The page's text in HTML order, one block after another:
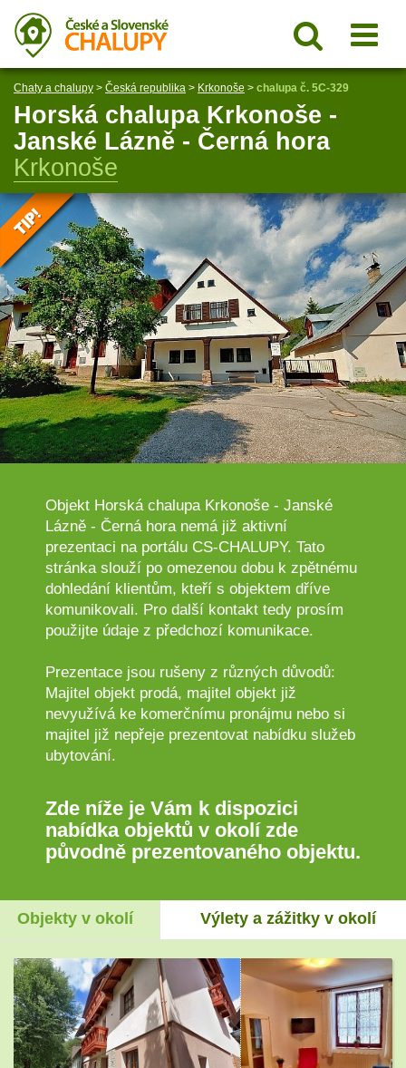
Chaty a chalupy > Česká republika > Krkonoše > chalupa č. 5C-329
Horská chalupa Krkonoše -
Janské Lázně - Černá hora
Krkonoše
Objekt Horská chalupa Krkonoše - Janské
Lázně - Černá hora nemá již aktivní
prezentaci na portálu CS-CHALUPY. Tato
stránka slouží po omezenou dobu k zpětnému
dohledání klientům, kteří s objektem dříve
komunikovali. Pro další kontakt tedy prosím
použijte údaje z předchozí komunikace.
Prezentace jsou rušeny z různých důvodů:
Majitel objekt prodá, majitel objekt již
nevyužívá ke komerčnímu pronájmu nebo si
majitel již nepřeje prezentovat nabídku služeb
ubytování.
Zde níže je Vám k dispozici
nabídka objektů v okolí zde
původně prezentovaného objektu.
Objekty v okolí Výlety a zážitky v okolí